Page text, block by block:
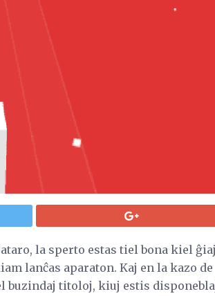
la sperto estas tiel bona kiel ĝiaj
lanĉas aparaton. Kaj en la kazo de
buzindaj titoloj, kiuj estis